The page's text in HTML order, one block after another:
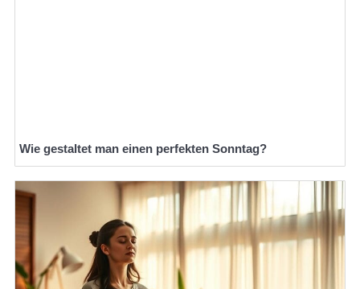
Wie gestaltet man einen perfekten Sonntag?